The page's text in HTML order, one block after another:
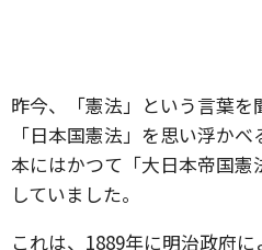
昨今、「憲法」という言葉
「日本国憲法」を思い浮か
本にはかつて「大日本帝国
していました。
これは、1889年に明治政府